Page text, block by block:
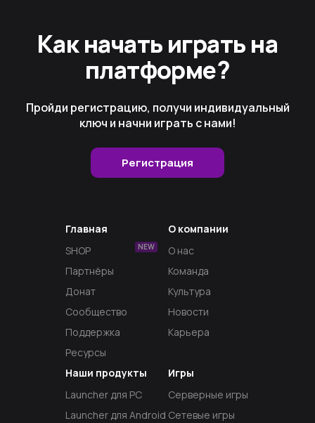
Как начать играть на
платформе?
Пройди регистрацию, получи индивидуальный
ключ и начни играть с нами!
Регистрация
Главная
SHOP
NEW
Партнёры
Донат
Сообщество
Поддержка
Ресурсы
Наши продукты
Launcher для PC
Launcher для Android
Игры
Серверные игры
Сетевые игры
О компании
О нас
Команда
Культура
Новости
Карьера